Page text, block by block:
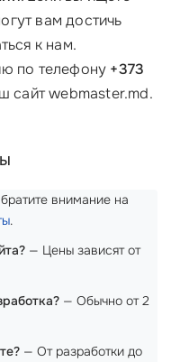
вам достичь
к нам.
по телефону +373
сайт webmaster.md.
внимание на
.
— Цены зависят от
— Обычно от 2
— От разработки до